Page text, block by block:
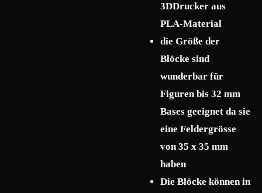
3DDrucker aus
PLA-Material
die Größe der
Blöcke sind
wunderbar für
Figuren bis 32 mm
Bases geeignet da sie
eine Feldergrösse
von 35 x 35 mm
haben
Die Blöcke können in